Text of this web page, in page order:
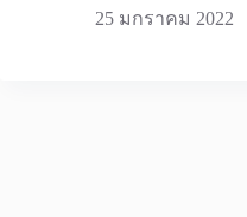
25 มกราคม 2022